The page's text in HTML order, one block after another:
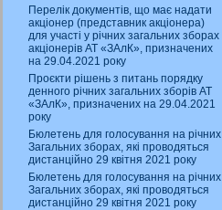
Перелік документів, що має надати
акціонер (представник акціонера)
для участі у річних загальних зборах
акціонерів АТ «ЗАлК», призначених
на 29.04.2021 року
Проєкти рішень з питань порядку
денного річних загальних зборів АТ
«ЗАлК», призначених на 29.04.2021
року
Бюлетень для голосування на річних
Загальних зборах, які проводяться
дистанційно 29 квітня 2021 року
Бюлетень для голосування на річних
Загальних зборах, які проводяться
дистанційно 29 квітня 2021 року